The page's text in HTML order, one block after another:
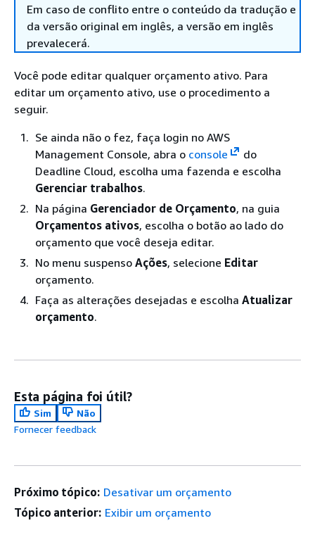
Em caso de conflito entre o conteúdo da tradução e
da versão original em inglês, a versão em inglês
prevalecerá.
Você pode editar qualquer orçamento ativo. Para
editar um orçamento ativo, use o procedimento a
seguir.
Se ainda não o fez, faça login no AWS
Management Console, abra o console
do
Deadline Cloud, escolha uma fazenda e escolha
Gerenciar trabalhos.
Na página Gerenciador de Orçamento, na guia
Orçamentos ativos, escolha o botão ao lado do
orçamento que você deseja editar.
No menu suspenso Ações, selecione Editar
orçamento.
Faça as alterações desejadas e escolha Atualizar
orçamento.
Esta página foi útil?
Sim
Não
Fornecer feedback
Próximo tópico: Desativar um orçamento
Tópico anterior: Exibir um orçamento